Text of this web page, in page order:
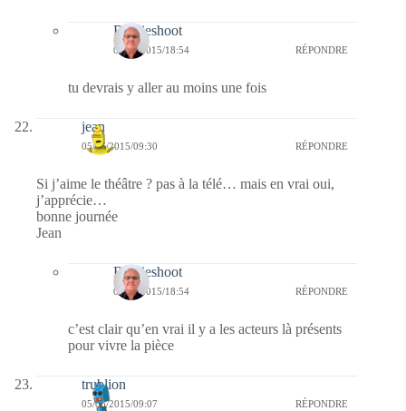
Bernieshoot
06/06/2015/18:54 RÉPONDRE
tu devrais y aller au moins une fois
jean
05/06/2015/09:30 RÉPONDRE
Si j’aime le théâtre ? pas à la télé… mais en vrai oui,
j’apprécie…
bonne journée
Jean
Bernieshoot
06/06/2015/18:54 RÉPONDRE
c’est clair qu’en vrai il y a les acteurs là présents
pour vivre la pièce
trublion
05/06/2015/09:07 RÉPONDRE